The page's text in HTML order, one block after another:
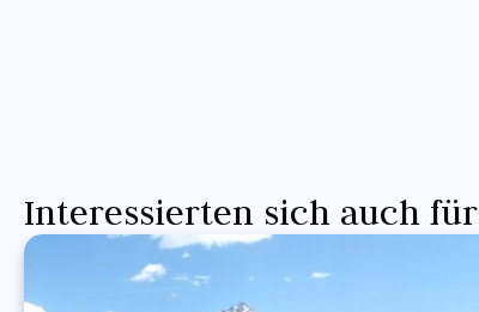
Interessierten sich auch für